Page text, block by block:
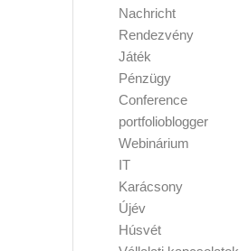
Nachricht
Rendezvény
Játék
Pénzügy
Conference
portfolioblogger
Webinárium
IT
Karácsony
Újév
Húsvét